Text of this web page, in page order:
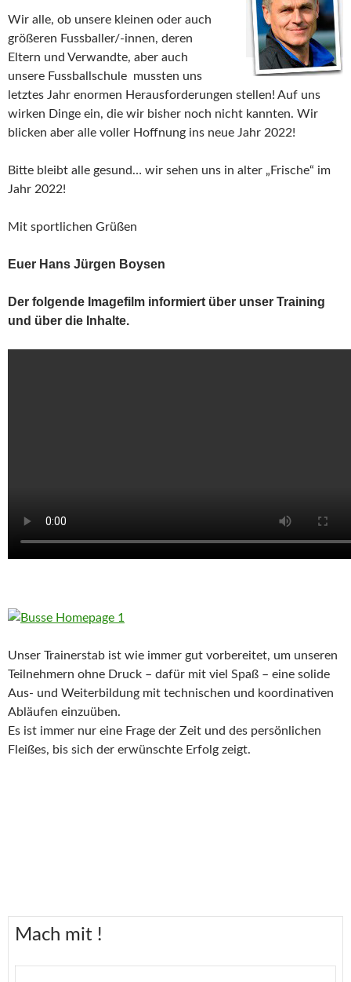
Wir alle, ob unsere kleinen oder auch
größeren Fussballer/-innen, deren
Eltern und Verwandte, aber auch
unsere Fussballschule mussten uns
letztes Jahr enormen Herausforderungen stellen! Auf uns
wirken Dinge ein, die wir bisher noch nicht kannten. Wir
blicken aber alle voller Hoffnung ins neue Jahr 2022!
Bitte bleibt alle gesund… wir sehen uns in alter „Frische“ im
Jahr 2022!
Mit sportlichen Grüßen
Euer Hans Jürgen Boysen
Der folgende Imagefilm informiert über unser Training
und über die Inhalte.
Unser Trainerstab ist wie immer gut vorbereitet, um unseren
Teilnehmern ohne Druck – dafür mit viel Spaß – eine solide
Aus- und Weiterbildung mit technischen und koordinativen
Abläufen einzuüben.
Es ist immer nur eine Frage der Zeit und des persönlichen
Fleißes, bis sich der erwünschte Erfolg zeigt.
Mach mit !